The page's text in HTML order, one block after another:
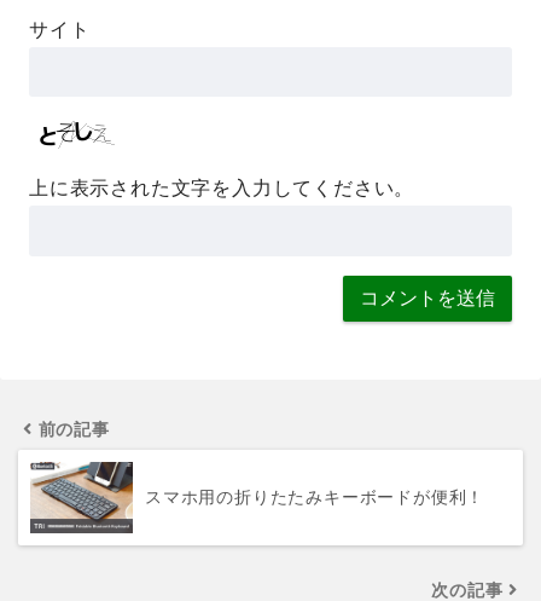
サイト
上に表示された文字を入力してください。
前の記事
スマホ用の折りたたみキーボードが便利！
次の記事